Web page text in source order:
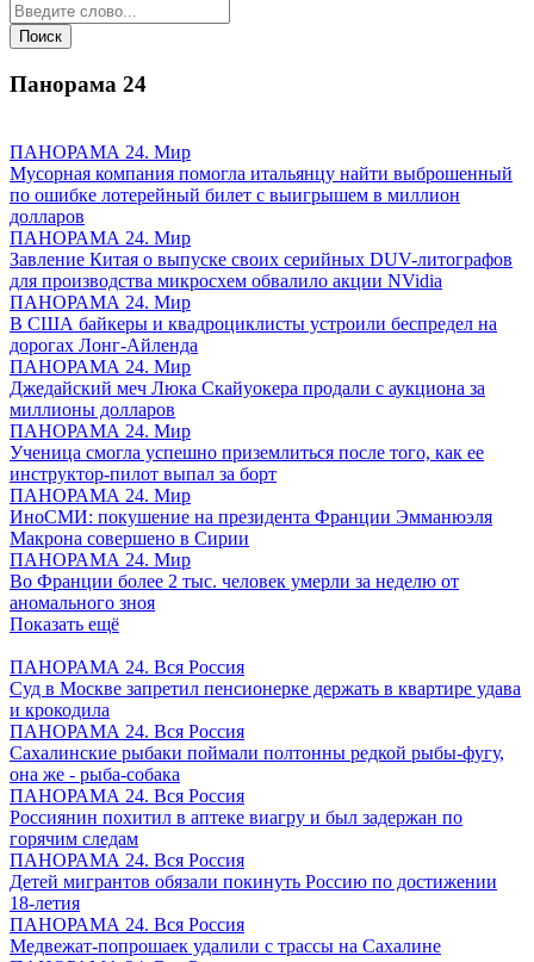
Панорама 24
ПАНОРАМА 24. Мир
Мусорная компания помогла итальянцу найти выброшенный
по ошибке лотерейный билет с выигрышем в миллион
долларов
ПАНОРАМА 24. Мир
Завление Китая о выпуске своих серийных DUV-литографов
для производства микросхем обвалило акции NVidia
ПАНОРАМА 24. Мир
В США байкеры и квадроциклисты устроили беспредел на
дорогах Лонг-Айленда
ПАНОРАМА 24. Мир
Джедайский меч Люка Скайуокера продали с аукциона за
миллионы долларов
ПАНОРАМА 24. Мир
Ученица смогла успешно приземлиться после того, как ее
инструктор-пилот выпал за борт
ПАНОРАМА 24. Мир
ИноСМИ: покушение на президента Франции Эмманюэля
Макрона совершено в Сирии
ПАНОРАМА 24. Мир
Во Франции более 2 тыс. человек умерли за неделю от
аномального зноя
Показать ещё
ПАНОРАМА 24. Вся Россия
Суд в Москве запретил пенсионерке держать в квартире удава
и крокодила
ПАНОРАМА 24. Вся Россия
Сахалинские рыбаки поймали полтонны редкой рыбы-фугу,
она же - рыба-собака
ПАНОРАМА 24. Вся Россия
Россиянин похитил в аптеке виагру и был задержан по
горячим следам
ПАНОРАМА 24. Вся Россия
Детей мигрантов обязали покинуть Россию по достижении
18-летия
ПАНОРАМА 24. Вся Россия
Медвежат-попрошаек удалили с трассы на Сахалине